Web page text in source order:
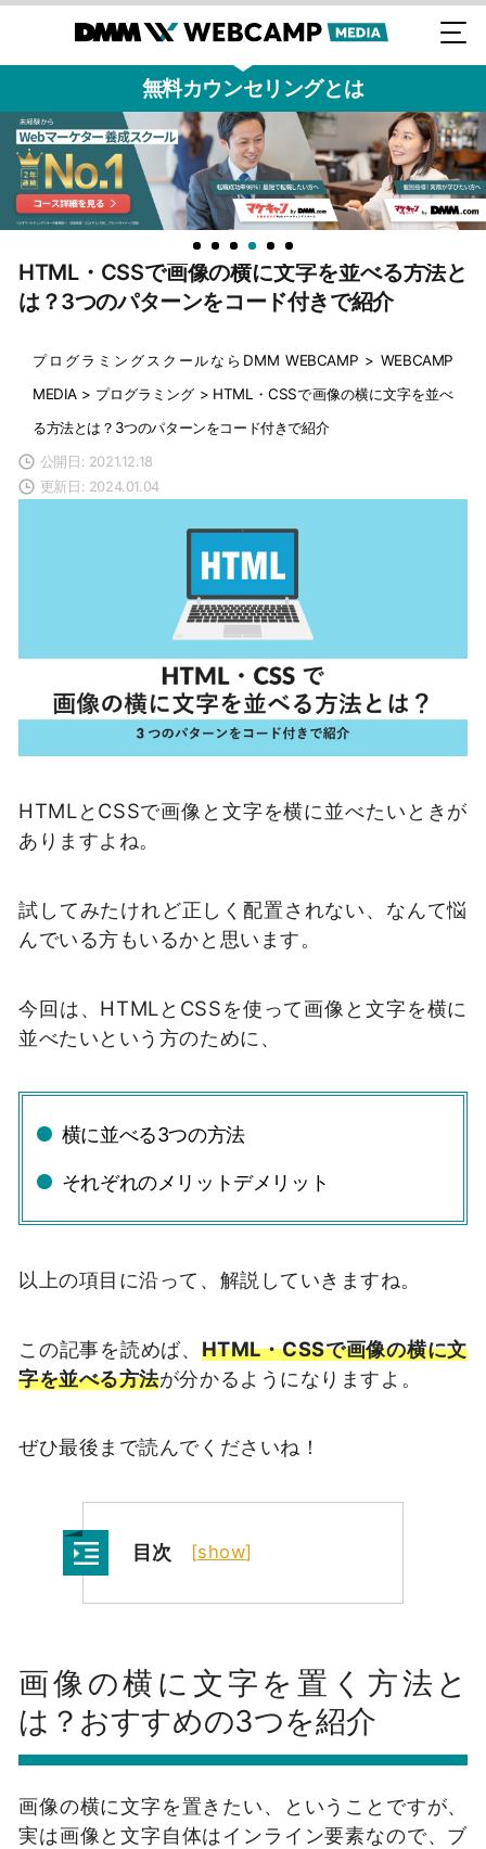
無料カウンセリングとは
HTML・CSSで画像の横に文字を並べる方法と
は？3つのパターンをコード付きで紹介
プログラミングスクールならDMM WEBCAMP > WEBCAMP
MEDIA > プログラミング > HTML・CSSで画像の横に文字を並べ
る方法とは？3つのパターンをコード付きで紹介
公開日: 2021.12.18
更新日: 2024.01.04
HTMLとCSSで画像と文字を横に並べたいときが
ありますよね。
試してみたけれど正しく配置されない、なんて悩
んでいる方もいるかと思います。
今回は、HTMLとCSSを使って画像と文字を横に
並べたいという方のために、
横に並べる3つの方法
それぞれのメリットデメリット
以上の項目に沿って、解説していきますね。
この記事を読めば、 HTML・CSSで画像の横に文
字を並べる方法が分かるようになりますよ。
ぜひ最後まで読んでくださいね！
目次 [show]
画像の横に文字を置く方法と
は？おすすめの3つを紹介
画像の横に文字を置きたい、ということですが、
実は画像と文字自体はインライン要素なので、ブ